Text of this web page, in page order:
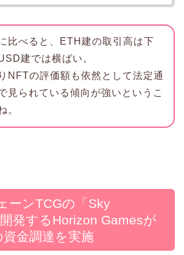
比べると、ETH建の取引高は下
建では横ばい。
NFTの評価額も依然として法定通
見られている傾向が強いというこ
。
ーンTCGの「Sky
発するHorizon Gamesが
金調達を実施